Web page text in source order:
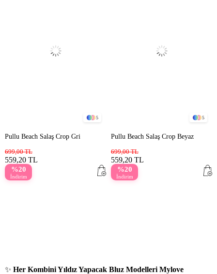
5
Pullu Beach Salaş Crop Gri
559,20 TL
699,00 TL
%20
İndirim
5
Pullu Beach Salaş Crop Beyaz
559,20 TL
699,00 TL
%20
İndirim
✨ Her Kombini Yıldız Yapacak Bluz Modelleri Mylove